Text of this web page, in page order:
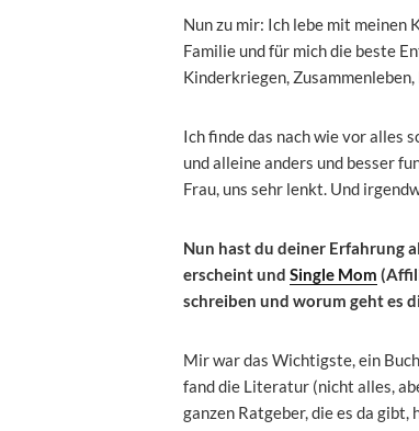
Nun zu mir: Ich lebe mit meinen
Familie und für mich die beste
Kinderkriegen,
Ich finde das nach wie vor alles
und alleine anders und besser
Frau, uns sehr lenkt. Und
Nun hast du deiner Erfahrung
erscheint und Single Mom
schreiben und worum geht es
Mir war das Wichtigste, ein
fand die Literatur (nicht alles,
ganzen Ratgeber, die es da